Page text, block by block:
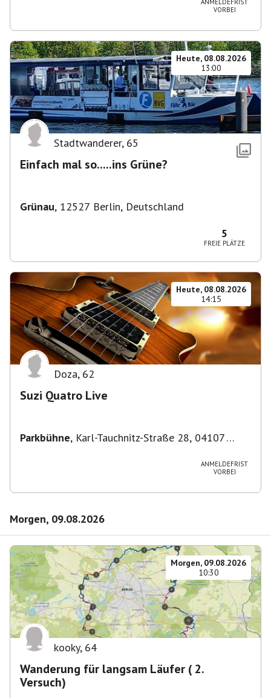
ANMELDEFRIST
VORBEI
Heute, 08.08.2026
13:00
Stadtwanderer, 65
Einfach mal so.....ins Grüne?
Grünau, 12527 Berlin, Deutschland
5
FREIE PLÄTZE
Heute, 08.08.2026
14:15
Doza, 62
Suzi Quatro Live
Parkbühne, Karl-Tauchnitz-Straße 28, 04107
ANMELDEFRIST
VORBEI
Morgen, 09.08.2026
Morgen, 09.08.2026
10:30
kooky, 64
Wanderung für langsam Läufer ( 2.
Versuch)